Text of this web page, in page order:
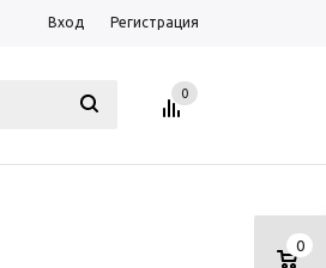
Вход Регистрация
0
0